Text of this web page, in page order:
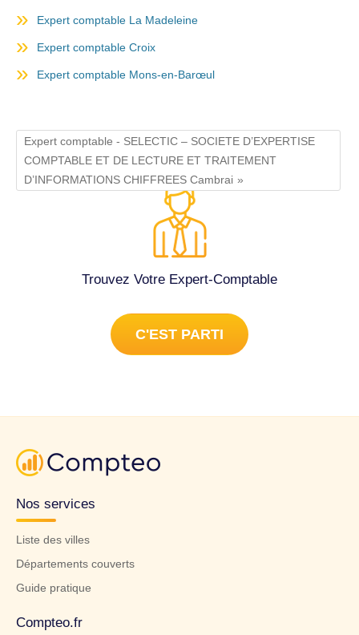
Expert comptable La Madeleine
Expert comptable Croix
Expert comptable Mons-en-Barœul
Expert comptable - SELECTIC – SOCIETE D’EXPERTISE
COMPTABLE ET DE LECTURE ET TRAITEMENT
D’INFORMATIONS CHIFFREES Cambrai
Trouvez Votre Expert-Comptable
C'EST PARTI
Nos services
Liste des villes
Départements couverts
Guide pratique
Compteo.fr